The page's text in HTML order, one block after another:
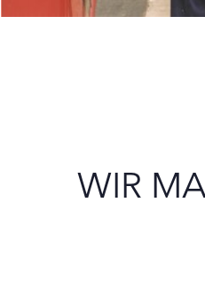
WIR